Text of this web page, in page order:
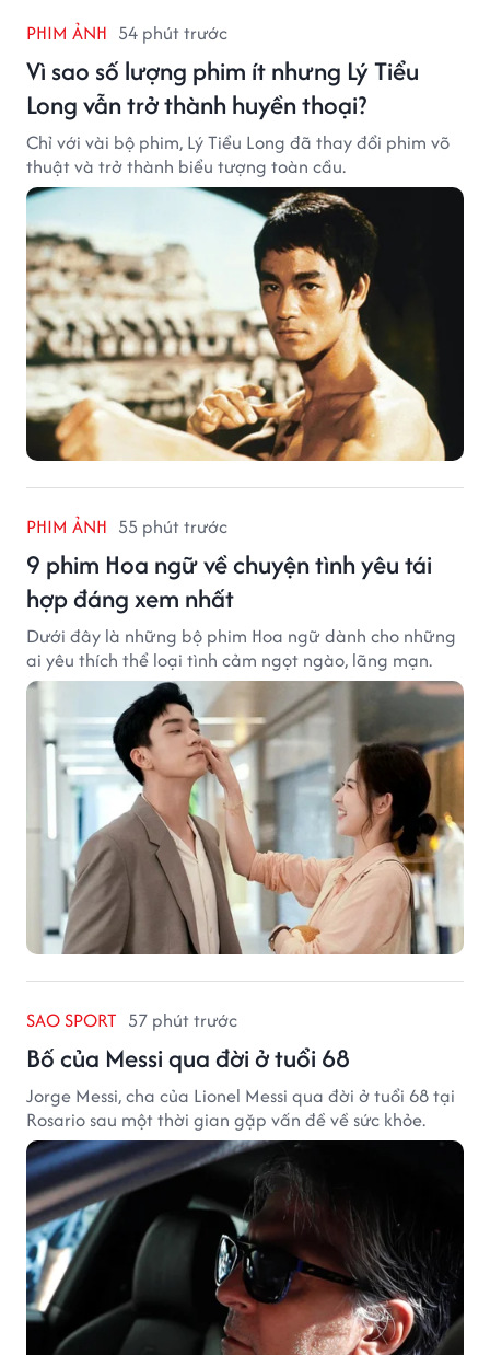
PHIM ẢNH 54 phút trước
Vì sao số lượng phim ít nhưng Lý Tiểu
Long vẫn trở thành huyền thoại?
Chỉ với vài bộ phim, Lý Tiểu Long đã thay đổi phim võ
thuật và trở thành biểu tượng toàn cầu.
PHIM ẢNH 55 phút trước
9 phim Hoa ngữ về chuyện tình yêu tái
hợp đáng xem nhất
Dưới đây là những bộ phim Hoa ngữ dành cho những
ai yêu thích thể loại tình cảm ngọt ngào, lãng mạn.
SAO SPORT 57 phút trước
Bố của Messi qua đời ở tuổi 68
Jorge Messi, cha của Lionel Messi qua đời ở tuổi 68 tại
Rosario sau một thời gian gặp vấn đề về sức khỏe.